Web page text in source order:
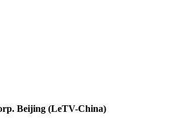
Beijing (LeTV-China)